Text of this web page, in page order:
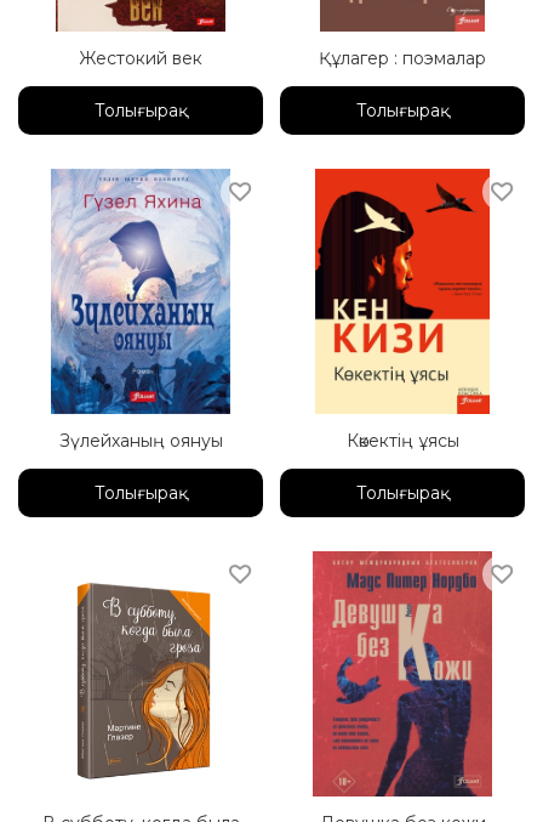
Жестокий век
Толығырақ
Құлагер : поэмалар
Толығырақ
Зүлейханың оянуы
Толығырақ
Көкектің ұясы
Толығырақ